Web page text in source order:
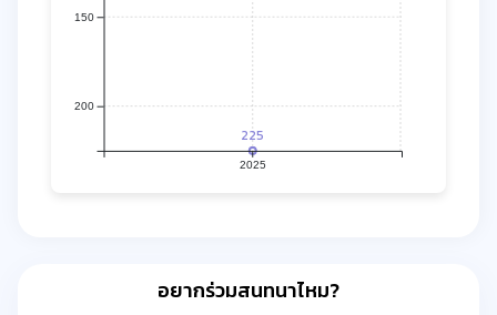
225
2025
200
150
อยากร่วมสนทนาไหม?